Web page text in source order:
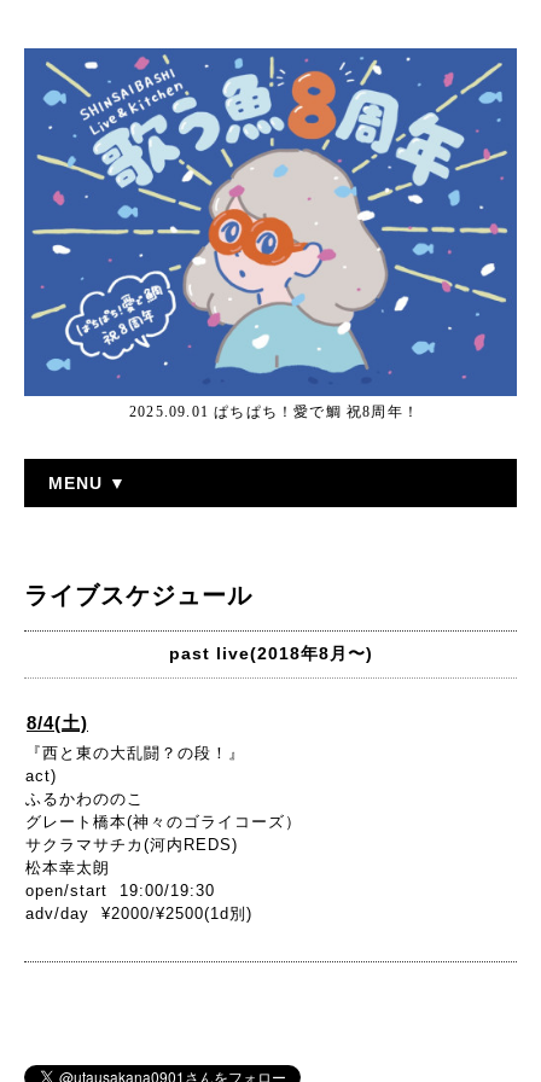
2025.09.01 ぱちぱち！愛で鯛 祝8周年！
MENU ▼
ライブスケジュール
past live(2018年8月〜)
8/4(土)
『西と東の大乱闘？の段！』
act)
ふるかわののこ
グレート橋本(神々のゴライコーズ）
サクラマサチカ(河内REDS)
松本幸太朗
open/start 19:00/19:30
adv/day ¥2000/¥2500(1d別)